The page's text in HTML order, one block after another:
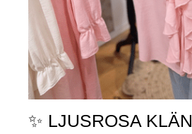
✨ LJUSROSA